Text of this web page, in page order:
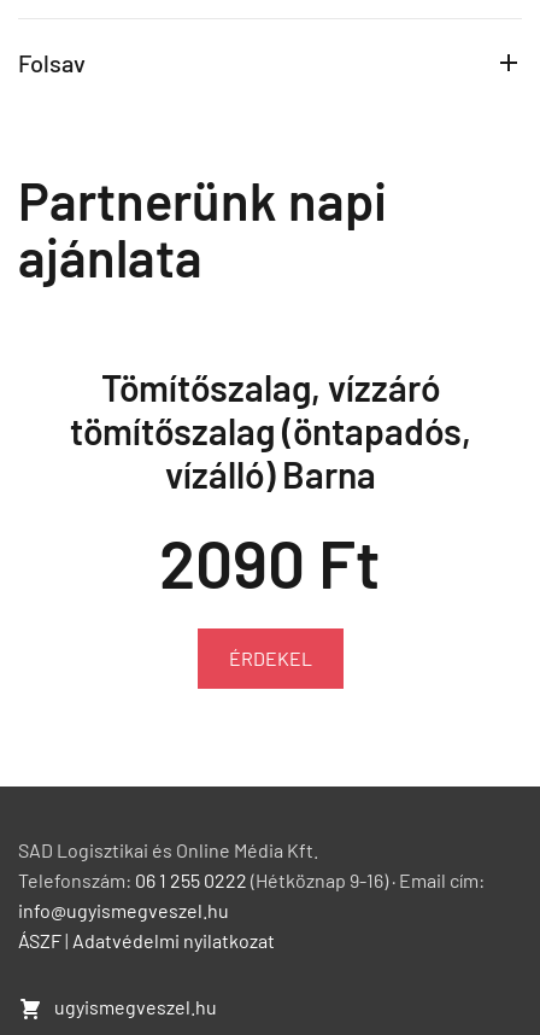
Folsav
Partnerünk napi
ajánlata
Tömítőszalag, vízzáró
tömítőszalag (öntapadós,
vízálló) Barna
2090 Ft
ÉRDEKEL
SAD Logisztikai és Online Média Kft.
Telefonszám: 06 1 255 0222 (Hétköznap 9-16) · Email cím:
info@ugyismegveszel.hu
ÁSZF| Adatvédelmi nyilatkozat
ugyismegveszel.hu